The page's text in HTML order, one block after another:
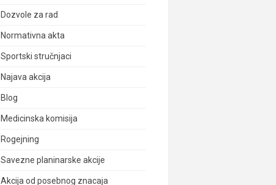
Dozvole za rad
Normativna akta
Sportski stručnjaci
Najava akcija
Blog
Medicinska komisija
Rogejning
Savezne planinarske akcije
Akcija od posebnog znacaja